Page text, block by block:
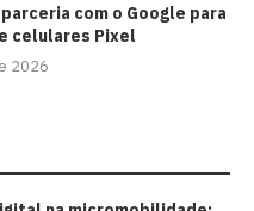
parceria com o Google para
celulares Pixel
2026